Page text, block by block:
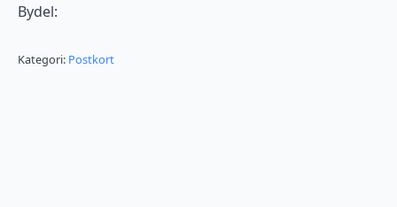
Bydel:
Kategori: Postkort